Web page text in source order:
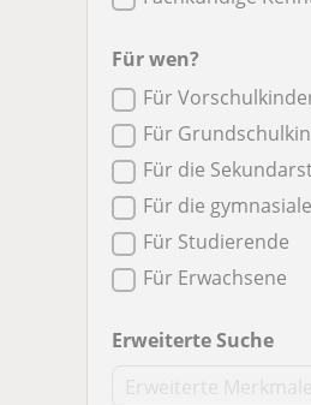
Für wen?
Für
Für
Für die
Für die
Für Studierende
Für Erwachsene
Erweiterte Suche